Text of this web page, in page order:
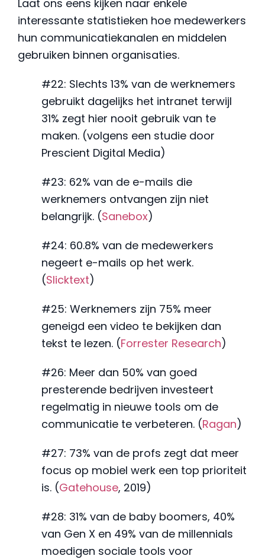
Laat ons eens kijken naar enkele
interessante statistieken hoe medewerkers
hun communicatiekanalen en middelen
gebruiken binnen organisaties.
#22: Slechts 13% van de werknemers
gebruikt dagelijks het intranet terwijl
31% zegt hier nooit gebruik van te
maken. (volgens een studie door
Prescient Digital Media)
#23: 62% van de e-mails die
werknemers ontvangen zijn niet
belangrijk. (Sanebox)
#24: 60.8% van de medewerkers
negeert e-mails op het werk.
(Slicktext)
#25: Werknemers zijn 75% meer
geneigd een video te bekijken dan
tekst te lezen. (Forrester Research)
#26: Meer dan 50% van goed
presterende bedrijven investeert
regelmatig in nieuwe tools om de
communicatie te verbeteren. (Ragan)
#27: 73% van de profs zegt dat meer
focus op mobiel werk een top prioriteit
is. (Gatehouse, 2019)
#28: 31% van de baby boomers, 40%
van Gen X en 49% van de millennials
moedigen sociale tools voor